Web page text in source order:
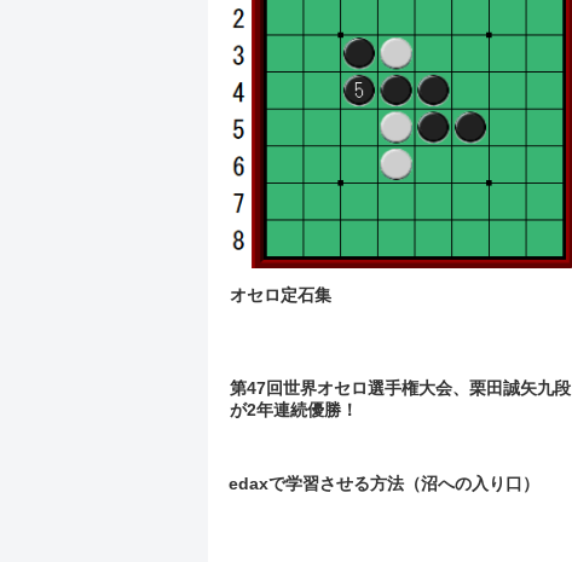
オセロ定石集
第47回世界オセロ選手権大会、栗田誠矢九段
が2年連続優勝！
edaxで学習させる方法（沼への入り口）